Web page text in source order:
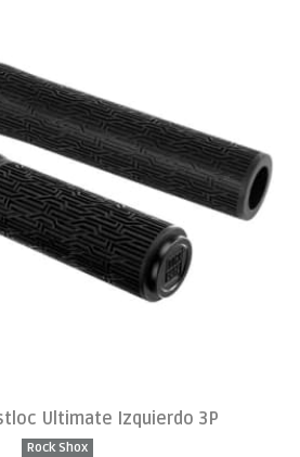
Ultimate Izquierdo 3P
Rock Shox